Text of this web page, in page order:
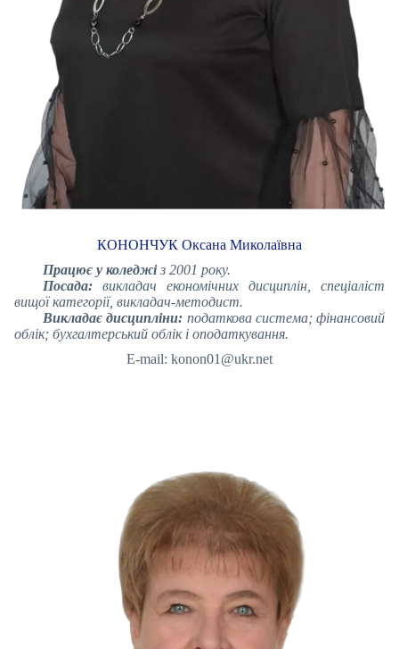
КОНОНЧУК Оксана Миколаївна
Працює у коледжіз 2001 року.
Посада: викладач економічних дисциплін, спеціаліст
вищої категорії, викладач-методист.
Викладає дисципліни: податкова система; фінансовий
облік; бухгалтерський облік і оподаткування.
E-mail: konon01@ukr.net